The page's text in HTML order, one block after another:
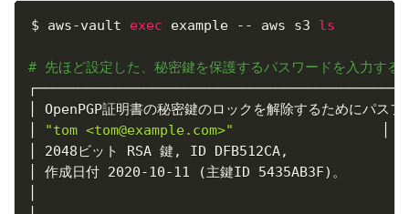
$ aws-vault exec example -- aws s3 ls
# 先ほど設定した、秘密鍵を保護するパスワードを入力する
│ OpenPGP証明書の秘密鍵のロックを解除するためにパス
"tom <tom@example.com>"
│ 2048ビット RSA 鍵, ID DFB512CA,
│ 作成日付 2020-10-11
(主鍵ID 5435AB3F) 。